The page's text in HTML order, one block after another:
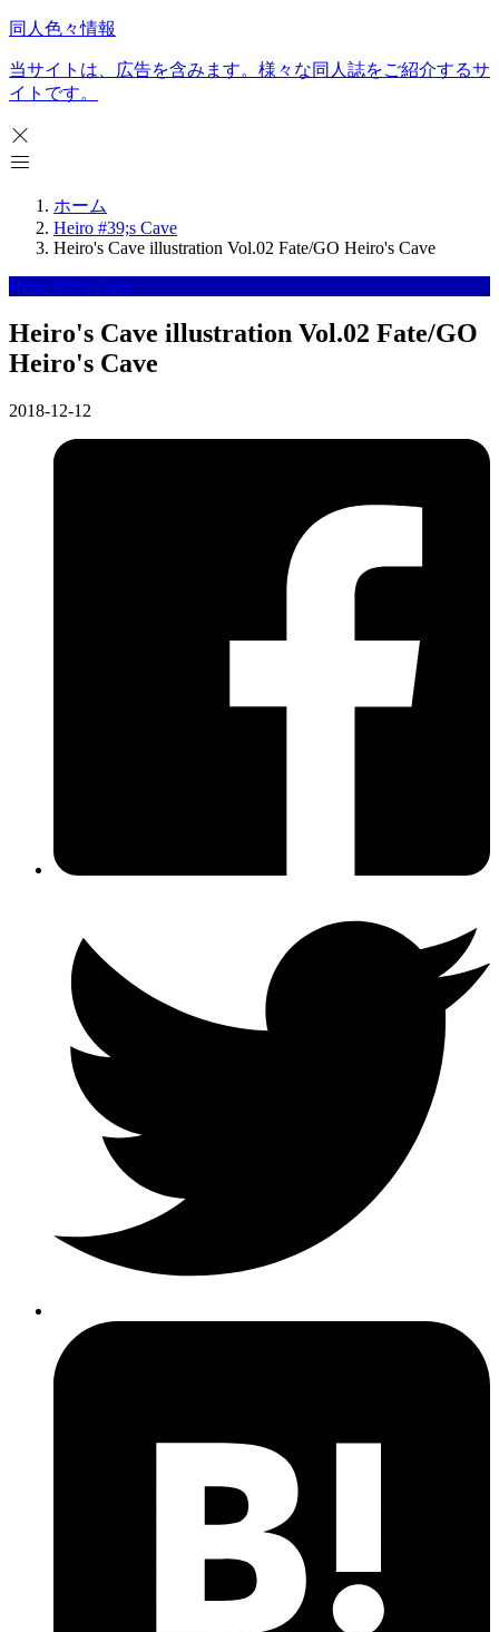
同人色々情報
当サイトは、広告を含みます。様々な同人誌をご紹介するサ
イトです。
ホーム
Heiro #39;s Cave
Heiro's Cave illustration Vol.02 Fate/GO Heiro's Cave
Heiro #39;s Cave
Heiro's Cave illustration Vol.02 Fate/GO
Heiro's Cave
2018-12-12